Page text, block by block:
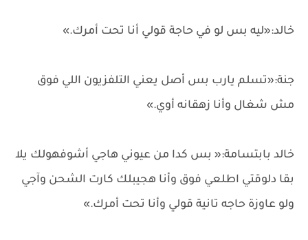
خالد:«ليه بس لو في حاجة قولي أنا تحت أمرك.»
جنة:«تسلم يارب بس أصل يعني التلفزيون اللي فوق
مش شغال وأنا زهقانه أوي.»
خالد بابتسامة:« بس كدا من عيوني هاجي أشوفهولك يلا
بقا دلوقتي اطلعي فوق وأنا هجيبلك كارت الشحن وآجي
ولو عاوزة حاجه تانية قولي وأنا تحت أمرك.»